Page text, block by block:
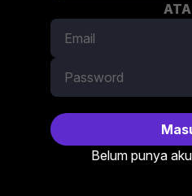
Belum punya